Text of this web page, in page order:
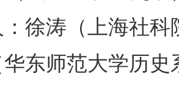
徐涛（上海社科
东师范大学历